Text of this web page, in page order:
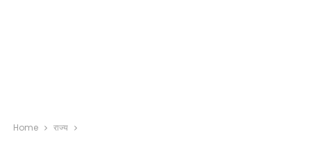
Home राज्य